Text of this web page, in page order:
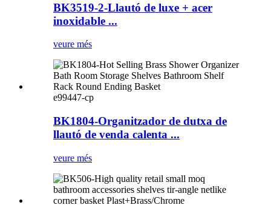
BK3519-2-Llautó de luxe + acer
inoxidable ...
veure més
e99447-cp
BK1804-Organitzador de dutxa de
llautó de venda calenta ...
veure més